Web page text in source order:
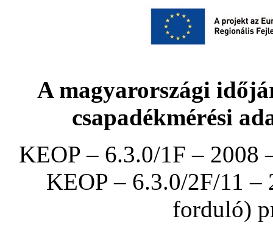
A magyarországi
csapadékmérési
KEOP – 6.3.0/1F – 2008
KEOP – 6.3.0/2F/11 –
forduló)